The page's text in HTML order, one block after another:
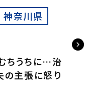
神奈川県
ちうちに…治
の主張に怒り